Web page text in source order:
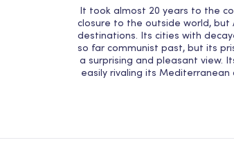
It took almost 20 years to the
closure to the outside world, but
destinations. Its cities with
so far communist past, but its
a surprising and pleasant view.
easily rivaling its